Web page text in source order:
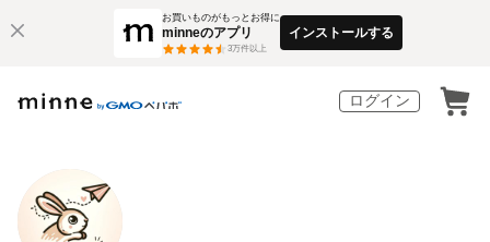
お買いものがもっとお得に
minneのアプリ
3万件以上
インストールする
ログイン